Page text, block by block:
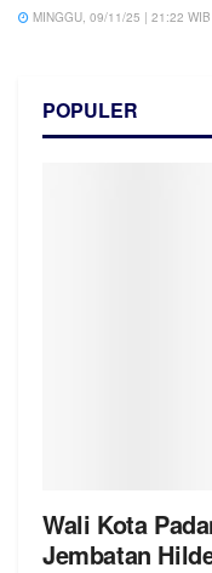
MINGGU, 09/11/25 | 21:22 WIB
POPULER
Wali Kota
Jembatan